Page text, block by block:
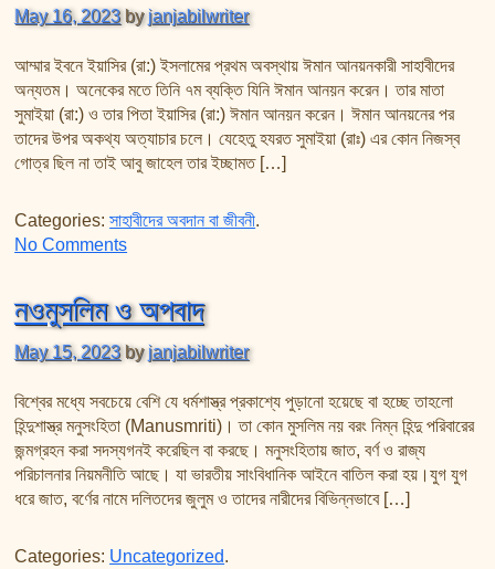
May 16, 2023 byjanjabilwriter
আম্মার ইবনে ইয়াসির (রা:) ইসলামের প্রথম অবস্থায় ঈমান আনয়নকারী সাহাবীদের
অন্যতম। অনেকের মতে তিনি ৭ম ব্যক্তি যিনি ঈমান আনয়ন করেন। তার মাতা
সুমাইয়া (রা:) ও তার পিতা ইয়াসির (রা:) ঈমান আনয়ন করেন। ঈমান আনয়নের পর
তাদের উপর অকথ্য অত্যাচার চলে। যেহেতু হযরত সুমাইয়া (রাঃ) এর কোন নিজস্ব
গোত্র ছিল না তাই আবু জাহেল তার ইচ্ছামত […]
Categories: সাহাবীদের অবদান বা জীবনী.
No Commentson সাহাবিদের জীবনী পর্ব-৩ (শহীদী পরিবার)
নওমুসলিম ও অপবাদ
May 15, 2023 byjanjabilwriter
বিশ্বের মধ্যে সবচেয়ে বেশি যে ধর্মশাস্ত্র প্রকাশ্যে পুড়ানো হয়েছে বা হচ্ছে তাহলো
হিন্দুশাস্ত্র মনুসংহিতা (Manusmriti)। তা কোন মুসলিম নয় বরং নিম্ন হিন্দু পরিবারের
জন্মগ্রহন করা সদস্যগনই করেছিল বা করছে। মনুসংহিতায় জাত, বর্ণ ও রাজ্য
পরিচালনার নিয়মনীতি আছে। যা ভারতীয় সাংবিধানিক আইনে বাতিল করা হয়।যুগ যুগ
ধরে জাত, বর্ণের নামে দলিতদের জুলুম ও তাদের নারীদের বিভিন্নভাবে […]
Categories: Uncategorized.